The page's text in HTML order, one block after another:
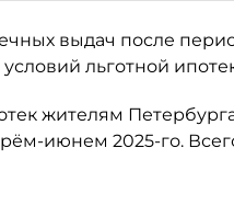
выдач после
льготной
жителям
июнем 2025-го.